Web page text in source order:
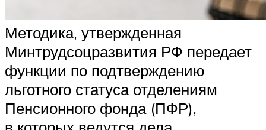
Методика, утвержденная
Минтрудсоцразвития РФ передает
функции по подтверждению
льготного статуса отделениям
Пенсионного фонда (ПФР),